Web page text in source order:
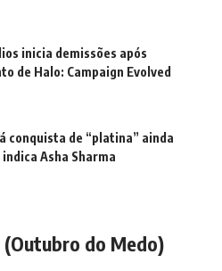
inicia demissões após
de Halo: Campaign Evolved
conquista de “platina” ainda
Asha Sharma
do Medo)